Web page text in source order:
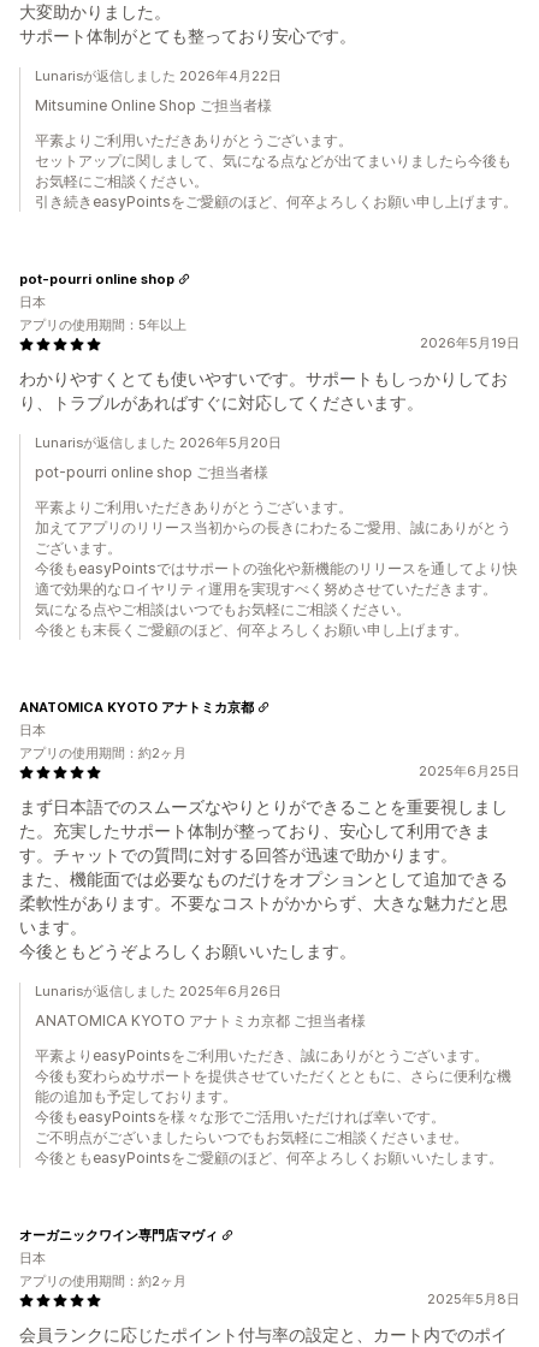
大変助かりました。
サポート体制がとても整っており安心です。
Lunarisが返信しました 2026年4月22日
Mitsumine Online Shop ご担当者様
平素よりご利用いただきありがとうございます。
セットアップに関しまして、気になる点などが出てまいりましたら今後も
お気軽にご相談ください。
引き続きeasyPointsをご愛顧のほど、何卒よろしくお願い申し上げます。
2026年5月19日
わかりやすくとても使いやすいです。サポートもしっかりしてお
り、トラブルがあればすぐに対応してくださいます。
pot-pourri online shop
日本
アプリの使用期間：5年以上
Lunarisが返信しました 2026年5月20日
pot-pourri online shop ご担当者様
平素よりご利用いただきありがとうございます。
加えてアプリのリリース当初からの長きにわたるご愛用、誠にありがとう
ございます。
今後もeasyPointsではサポートの強化や新機能のリリースを通してより快
適で効果的なロイヤリティ運用を実現すべく努めさせていただきます。
気になる点やご相談はいつでもお気軽にご相談ください。
今後とも末長くご愛顧のほど、何卒よろしくお願い申し上げます。
2025年6月25日
まず日本語でのスムーズなやりとりができることを重要視しまし
た。充実したサポート体制が整っており、安心して利用できま
す。チャットでの質問に対する回答が迅速で助かります。
また、機能面では必要なものだけをオプションとして追加できる
柔軟性があります。不要なコストがかからず、大きな魅力だと思
います。
今後ともどうぞよろしくお願いいたします。
ANATOMICA KYOTO アナトミカ京都
日本
アプリの使用期間：約2ヶ月
Lunarisが返信しました 2025年6月26日
ANATOMICA KYOTO アナトミカ京都 ご担当者様
平素よりeasyPointsをご利用いただき、誠にありがとうございます。
今後も変わらぬサポートを提供させていただくとともに、さらに便利な機
能の追加も予定しております。
今後もeasyPointsを様々な形でご活用いただければ幸いです。
ご不明点がございましたらいつでもお気軽にご相談くださいませ。
今後ともeasyPointsをご愛顧のほど、何卒よろしくお願いいたします。
2025年5月8日
会員ランクに応じたポイント付与率の設定と、カート内でのポイ
オーガニックワイン専門店マヴィ
日本
アプリの使用期間：約2ヶ月